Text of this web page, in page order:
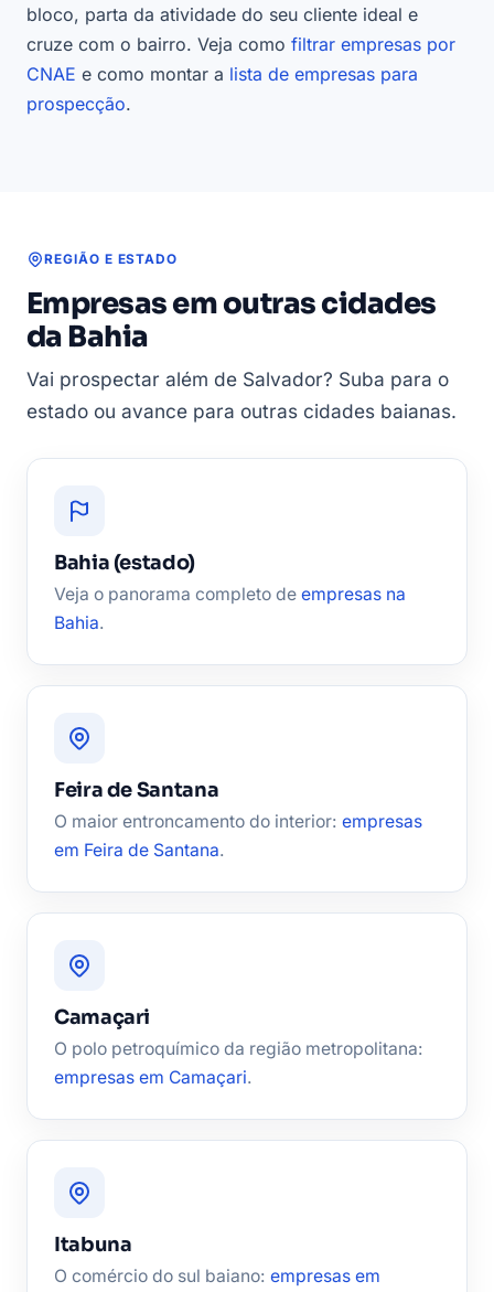
bloco, parta da atividade do seu cliente ideal e
cruze com o bairro. Veja como filtrar empresas por
CNAE e como montar a lista de empresas para
prospecção.
REGIÃO E ESTADO
Empresas em outras cidades
da Bahia
Vai prospectar além de Salvador? Suba para o
estado ou avance para outras cidades baianas.
Bahia (estado)
Veja o panorama completo de empresas na
Bahia.
Feira de Santana
O maior entroncamento do interior: empresas
em Feira de Santana.
Camaçari
O polo petroquímico da região metropolitana:
empresas em Camaçari.
Itabuna
O comércio do sul baiano: empresas em